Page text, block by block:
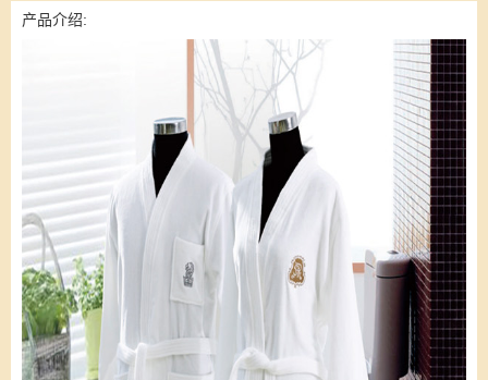
产品介绍: